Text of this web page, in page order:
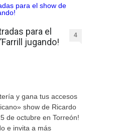
para el
jugando!
4
y gana tus accesos
show de Ricardo
de octubre en Torreón!
e invita a más